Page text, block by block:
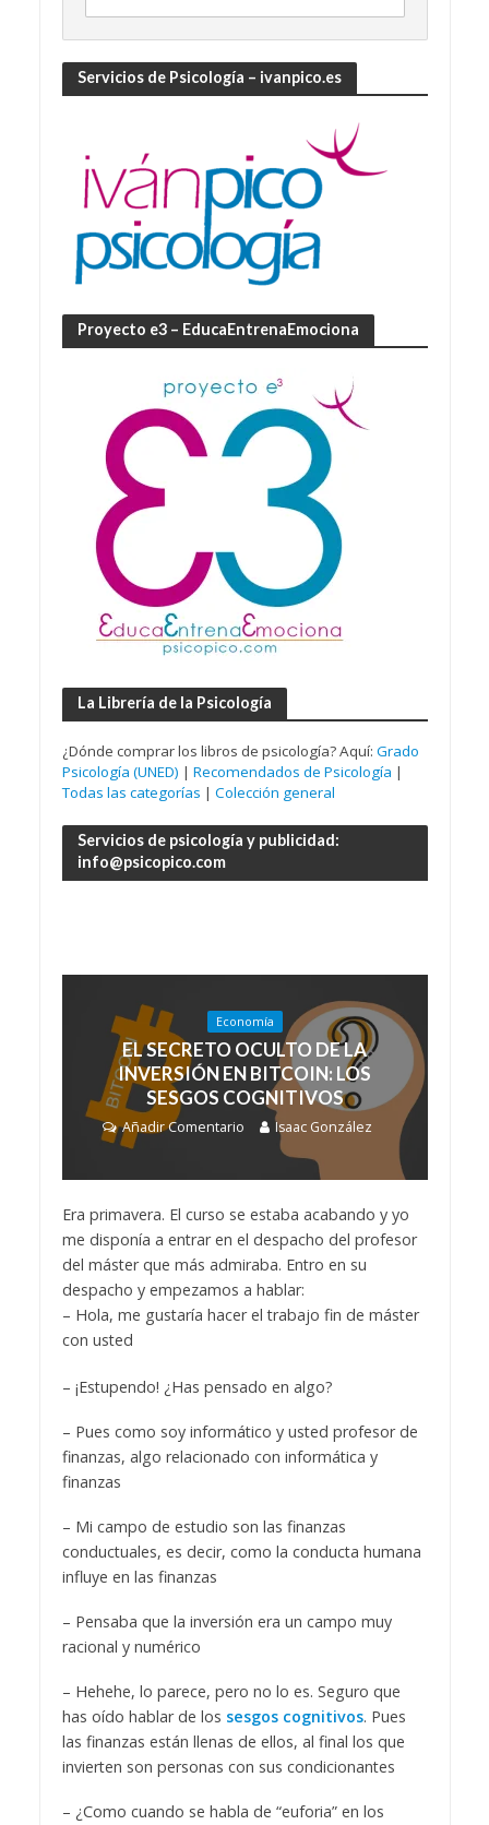
Servicios de Psicología – ivanpico.es
Proyecto e3 – EducaEntrenaEmociona
La Librería de la Psicología
¿Dónde comprar los libros de psicología? Aquí: Grado
Psicología (UNED) | Recomendados de Psicología |
Todas las categorías | Colección general
Servicios de psicología y publicidad:
info@psicopico.com
Economía
EL SECRETO OCULTO DE LA
INVERSIÓN EN BITCOIN: LOS
SESGOS COGNITIVOS
Añadir Comentario Isaac González
Era primavera. El curso se estaba acabando y yo
me disponía a entrar en el despacho del profesor
del máster que más admiraba. Entro en su
despacho y empezamos a hablar:
– Hola, me gustaría hacer el trabajo fin de máster
con usted
– ¡Estupendo! ¿Has pensado en algo?
– Pues como soy informático y usted profesor de
finanzas, algo relacionado con informática y
finanzas
– Mi campo de estudio son las finanzas
conductuales, es decir, como la conducta humana
influye en las finanzas
– Pensaba que la inversión era un campo muy
racional y numérico
– Hehehe, lo parece, pero no lo es. Seguro que
has oído hablar de los sesgos cognitivos. Pues
las finanzas están llenas de ellos, al final los que
invierten son personas con sus condicionantes
– ¿Como cuando se habla de “euforia” en los